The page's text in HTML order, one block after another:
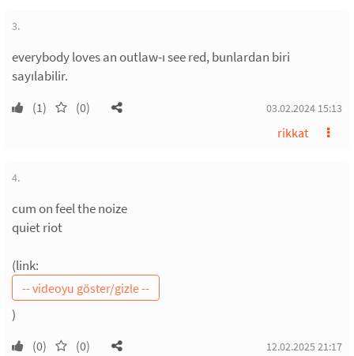
3.
everybody loves an outlaw-ı see red, bunlardan biri
sayılabilir.
(1) (0) 03.02.2024 15:13
rikkat
4.
cum on feel the noize
quiet riot
(link:
)
(0) (0) 12.02.2025 21:17